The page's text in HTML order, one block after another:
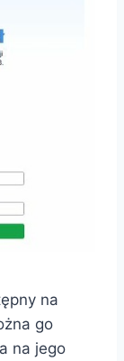
na
go
na jego